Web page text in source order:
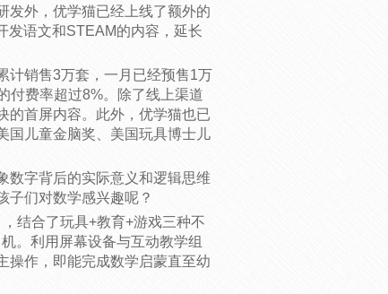
发外，优学猫已经上线了额外的
发语文和STEAM的内容，延长
计销售3万套，一月已经预售1万
付费率超过8%。除了线上渠道
的首屏内容。此外，优学猫也已
国儿童金脑奖、美国玩具博士儿
数字背后的实际意义和逻辑思维
子们对数学感兴趣呢？
结合了玩具+教育+游戏三种不
。利用屏幕设备与互动教学组
操作，即能完成数学启蒙直至幼